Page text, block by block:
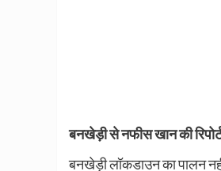
बनखेड़ी से नफीस खान की
बनखेड़ी लॉकडाउन का पालन